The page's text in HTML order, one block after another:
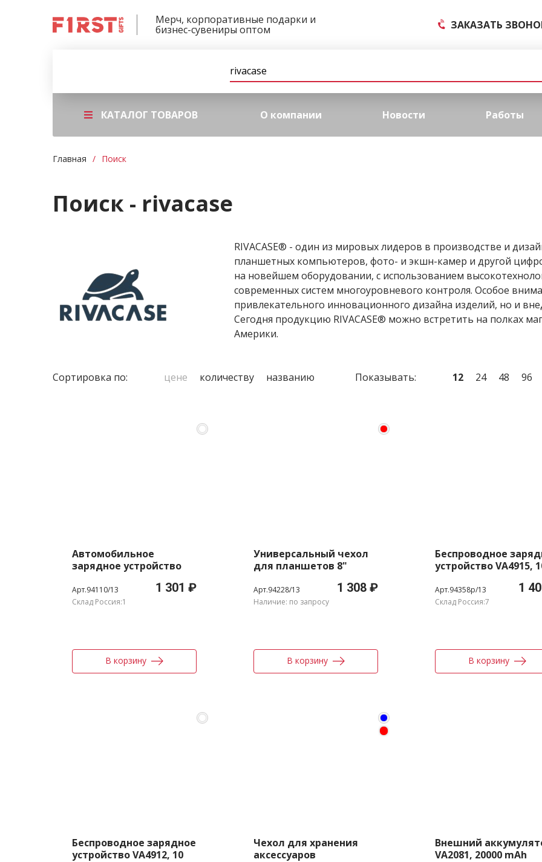
Мерч, корпоративные подарки и
бизнес-сувениры оптом ЗАКАЗАТЬ
КАТАЛОГ ТОВАРОВ О компании Новости Работы
Главная Поиск
Поиск - rivacase
RIVACASE® - один из мировых лидеров в производстве и
планшетных компьютеров, фото- и экшн-камер и другой
на новейшем оборудовании, с использованием
современных систем многоуровневого контроля. Особое
привлекательного инновационного дизайна изделий, но и
Сегодня продукцию RIVACASE® можно встретить на полках
Америки.
Сортировка по: цене количеству названию Показывать: 12 24 48 96
Автомобильное
зарядное устройство
Lightning
Арт.94110/13 1 301 ₽
Склад Россия:1
В корзину
Универсальный чехол
для планшетов 8"
Арт.94228/13 1 308 ₽
Наличие: по запросу
В корзину
Беспроводное
устройство VA4915,
Арт.94358p/13 1
Склад Россия:7
В корзину
Беспроводное зарядное
устройство VA4912, 10
Чехол для хранения
аксессуаров
Внешний
VA2081, 20000 mAh